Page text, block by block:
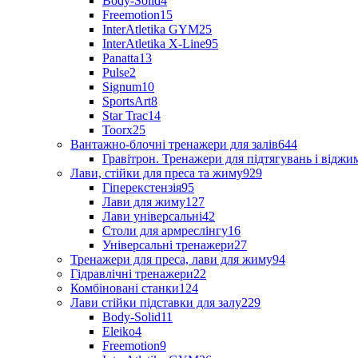
Freemotion15
InterAtletika GYM25
InterAtletika X-Line95
Panatta13
Pulse2
Signum10
SportsArt8
Star Trac14
Toorx25
Вантажно-блочні тренажери для залів644
Гравітрон. Тренажери для підтягувань і
Лави, стійки для преса та жиму929
Гіперекстензія95
Лави для жиму127
Лави універсальні42
Столи для армреслінгу16
Універсальні тренажери27
Тренажери для преса, лави для жиму94
Гідравлічні тренажери22
Комбіновані станки124
Лави стійки підставки для залу229
Body-Solid11
Eleiko4
Freemotion9